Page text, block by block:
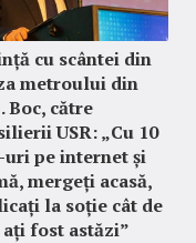
cu scântei din
metroului din
Boc, către
USR: „Cu 10
pe internet și
mergeți acasă,
la soție cât de
fost astăzi”